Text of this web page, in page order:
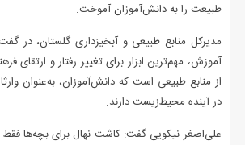
طبیعت را به دانش‌آموزان آموخت.
مدیرکل منابع طبیعی و آبخیزداری گلستان، در
آموزش، مهم‌ترین ابزار برای تغییر رفتار و
از منابع طبیعی است که دانش‌آموزان، به‌عنوان
در آینده محیط‌زیست دارند.
علی‌اصغر نیکویی گفت: کاشت نهال برای بچه‌ها